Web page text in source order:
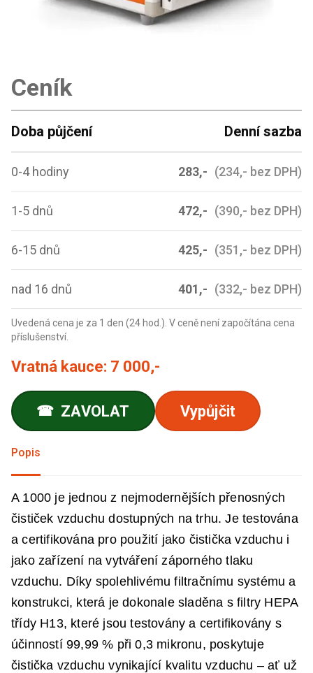
Ceník
Doba půjčení Denní sazba
0-4 hodiny 283,- (234,- bez DPH)
1-5 dnů 472,- (390,- bez DPH)
6-15 dnů 425,- (351,- bez DPH)
nad 16 dnů 401,- (332,- bez DPH)
Uvedená cena je za 1 den (24 hod.). V ceně není započítána cena
příslušenství.
Vratná kauce: 7 000,-
☎ ZAVOLAT Vypůjčit
Popis
A 1000 je jednou z nejmodernějších přenosných
čističek vzduchu dostupných na trhu. Je testována
a certifikována pro použití jako čistička vzduchu i
jako zařízení na vytváření záporného tlaku
vzduchu. Díky spolehlivému filtračnímu systému a
konstrukci, která je dokonale sladěna s filtry HEPA
třídy H13, které jsou testovány a certifikovány s
účinností 99,99 % při 0,3 mikronu, poskytuje
čistička vzduchu vynikající kvalitu vzduchu – ať už